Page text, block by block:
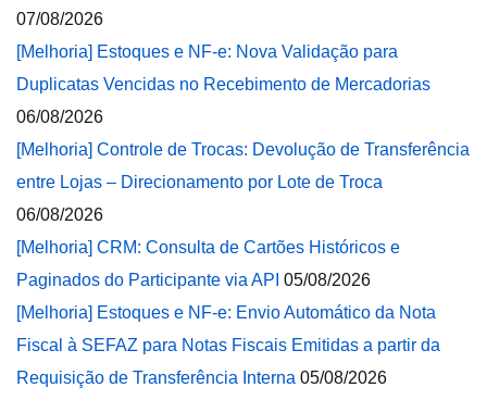
07/08/2026
[Melhoria] Estoques e NF-e: Nova Validação para
Duplicatas Vencidas no Recebimento de Mercadorias
06/08/2026
[Melhoria] Controle de Trocas: Devolução de Transferência
entre Lojas – Direcionamento por Lote de Troca
06/08/2026
[Melhoria] CRM: Consulta de Cartões Históricos e
Paginados do Participante via API 05/08/2026
[Melhoria] Estoques e NF-e: Envio Automático da Nota
Fiscal à SEFAZ para Notas Fiscais Emitidas a partir da
Requisição de Transferência Interna 05/08/2026